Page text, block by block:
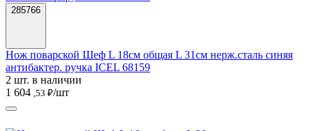
285766
Нож поварской Шеф L 18см общая L 31см нерж.сталь синяя
антибактер. ручка ICEL 68159
2 шт. в наличии
1 604 ,53 ₽/шт